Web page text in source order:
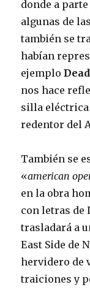
donde a
algunas de
también se
habían
ejemplo
nos hace
silla
redentor del
También se
«american
en la obra
con letras de
trasladará a
East Side de
hervidero de
traiciones y